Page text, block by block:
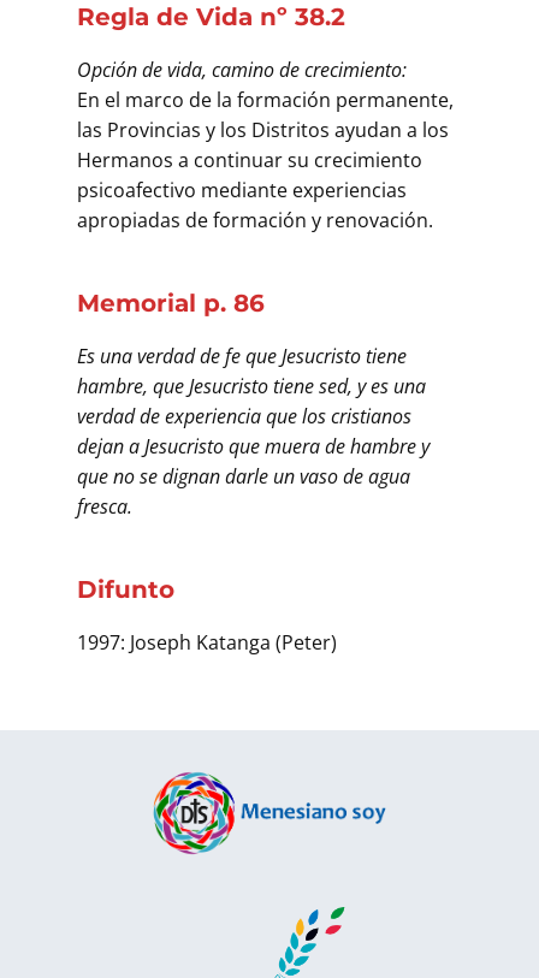
Regla de Vida nº 38.2
Opción de vida, camino de crecimiento:
En el marco de la formación permanente,
las Provincias y los Distritos ayudan a los
Hermanos a continuar su crecimiento
psicoafectivo mediante experiencias
apropiadas de formación y renovación.
Memorial p. 86
Es una verdad de fe que Jesucristo tiene
hambre, que Jesucristo tiene sed, y es una
verdad de experiencia que los cristianos
dejan a Jesucristo que muera de hambre y
que no se dignan darle un vaso de agua
fresca.
Difunto
1997: Joseph Katanga (Peter)